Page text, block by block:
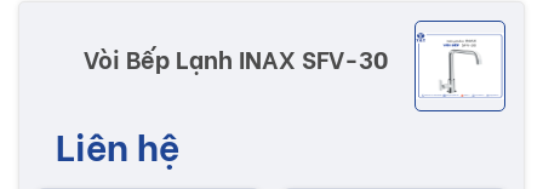
Vòi Bếp Lạnh INAX SFV-30
Liên hệ